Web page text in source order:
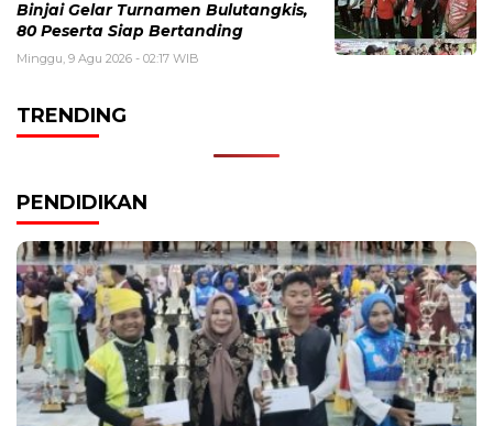
Binjai Gelar Turnamen Bulutangkis,
80 Peserta Siap Bertanding
Minggu, 9 Agu 2026 - 02:17 WIB
TRENDING
PENDIDIKAN